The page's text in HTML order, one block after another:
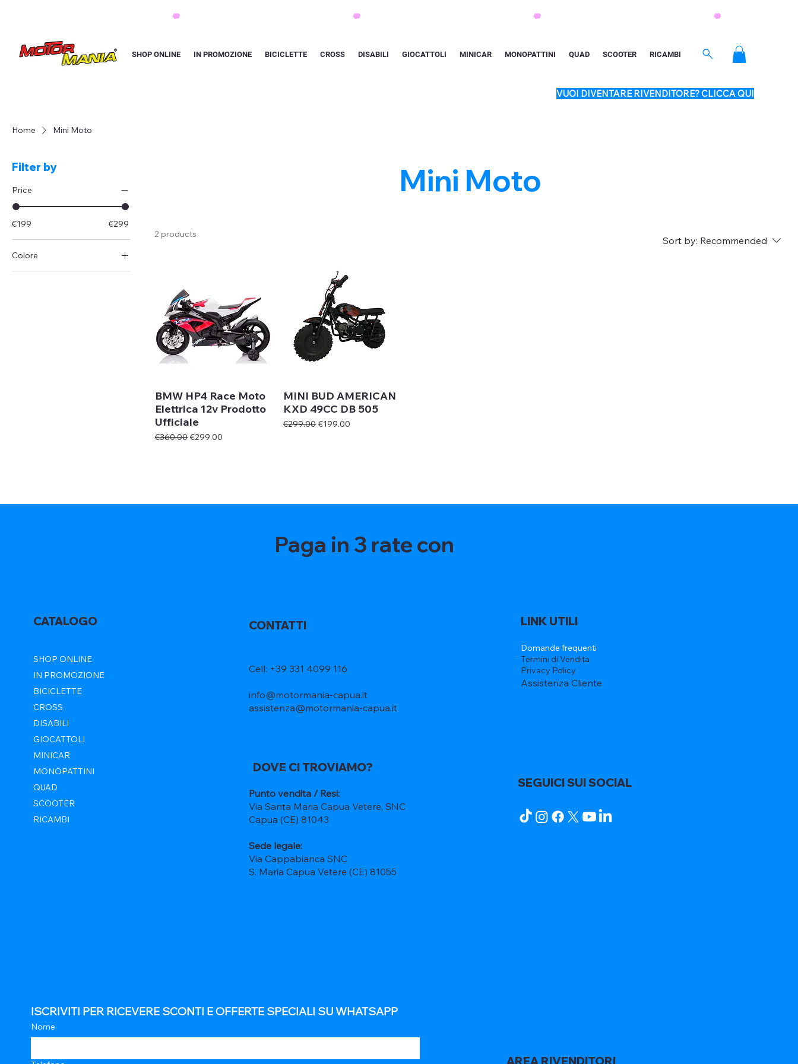
SHOP ONLINE IN PROMOZIONE BICICLETTE CROSS DISABILI GIOCATTOLI MINICAR MONOPATTINI QUAD SCOOTER RICAMBI
VUOI DIVENTARE RIVENDITORE? CLICCA QUI
Home Mini Moto
Filter by
Price
€199 €299
Colore
Mini Moto
2 products
Sort by: Recommended
BMW HP4 Race Moto
Elettrica 12v Prodotto
Ufficiale
Regular Price
€360.00 Sale Price
€299.00
MINI BUD AMERICAN
KXD 49CC DB 505
Regular Price
€299.00 Sale Price
€199.00
Paga in 3 rate con
CATALOGO
SHOP ONLINE
IN PROMOZIONE
BICICLETTE
CROSS
DISABILI
GIOCATTOLI
MINICAR
MONOPATTINI
QUAD
SCOOTER
RICAMBI
CONTATTI
Cell: +39 331 4099 116
info@motormania-capua.it
assistenza@motormania-capua.it
DOVE CI TROVIAMO?
Punto vendita / Resi:
Via Santa Maria Capua Vetere, SNC
Capua (CE) 81043
Sede legale:
Via Cappabianca SNC
S. Maria Capua Vetere (CE) 81055
LINK UTILI
Domande frequenti
Termini di Vendita
Privacy Policy
Assistenza Cliente
SEGUICI SUI SOCIAL
ISCRIVITI PER RICEVERE SCONTI E OFFERTE SPECIALI SU WHATSAPP
Nome
AREA RIVENDITORI